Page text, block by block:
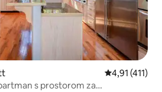
Prosječna
4,91 (411)
s prostorom za